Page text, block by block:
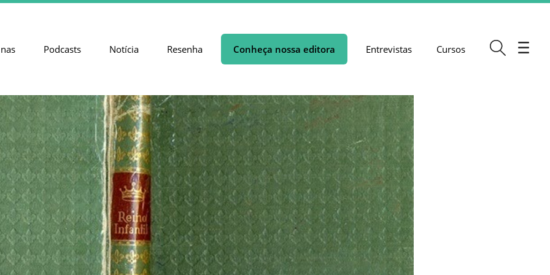
Podcasts Notícia Resenha Conheça nossa editora Entrevistas Cursos